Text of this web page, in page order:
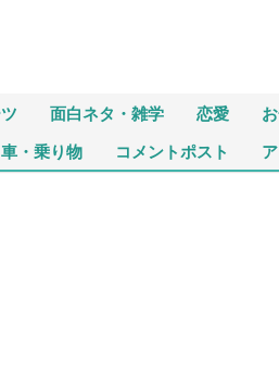
面白ネタ・雑学 恋愛
車・乗り物 コメントポスト